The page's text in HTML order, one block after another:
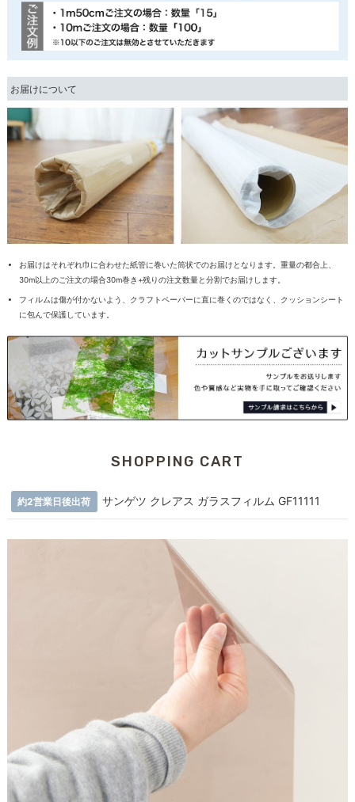
お届けについて
お届けはそれぞれ巾に合わせた紙管に巻いた筒状でのお届けとなります。重量の都合上、
30m以上のご注文の場合30m巻き+残りの注文数量と分割でお届けします。
フィルムは傷が付かないよう、クラフトペーパーに直に巻くのではなく、クッションシート
に包んで保護しています。
SHOPPING CART
約2営業日後出荷 サンゲツ クレアス ガラスフィルム GF11111